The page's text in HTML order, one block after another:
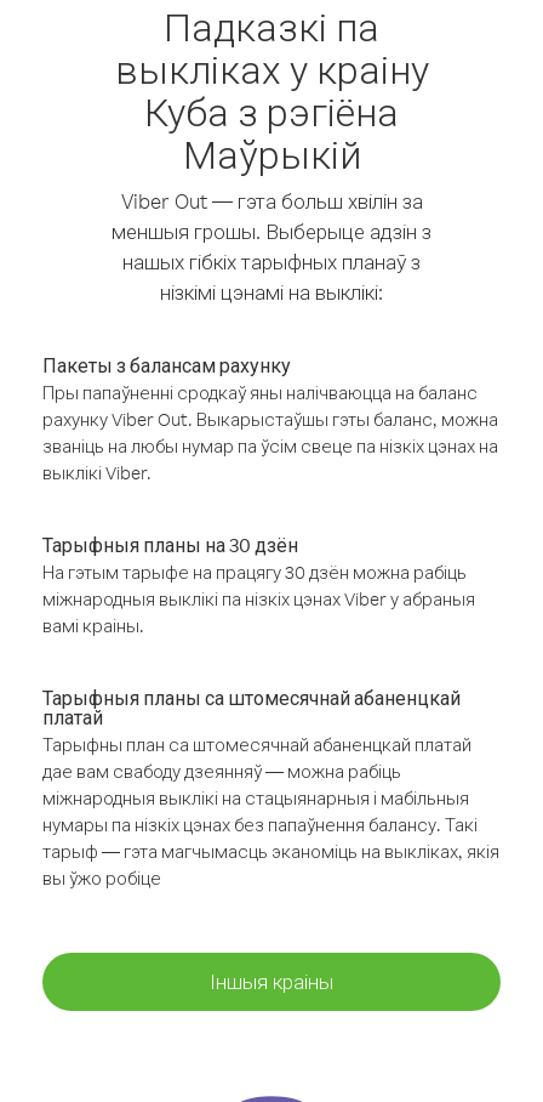
Падказкі па
выкліках у краіну
Куба з рэгіёна
Маўрыкій
Viber Out — гэта больш хвілін за
меншыя грошы. Выберыце адзін з
нашых гібкіх тарыфных планаў з
нізкімі цэнамі на выклікі:
Пакеты з балансам рахунку
Пры папаўненні сродкаў яны налічваюцца на баланс
рахунку Viber Out. Выкарыстаўшы гэты баланс, можна
званіць на любы нумар па ўсім свеце па нізкіх цэнах на
выклікі Viber.
Тарыфныя планы на 30 дзён
На гэтым тарыфе на працягу 30 дзён можна рабіць
міжнародныя выклікі па нізкіх цэнах Viber у абраныя
вамі краіны.
Тарыфныя планы са штомесячнай абаненцкай
платай
Тарыфны план са штомесячнай абаненцкай платай
дае вам свабоду дзеянняў — можна рабіць
міжнародныя выклікі на стацыянарныя і мабільныя
нумары па нізкіх цэнах без папаўнення балансу. Такі
тарыф — гэта магчымасць эканоміць на выкліках, якія
вы ўжо робіце
Іншыя краіны